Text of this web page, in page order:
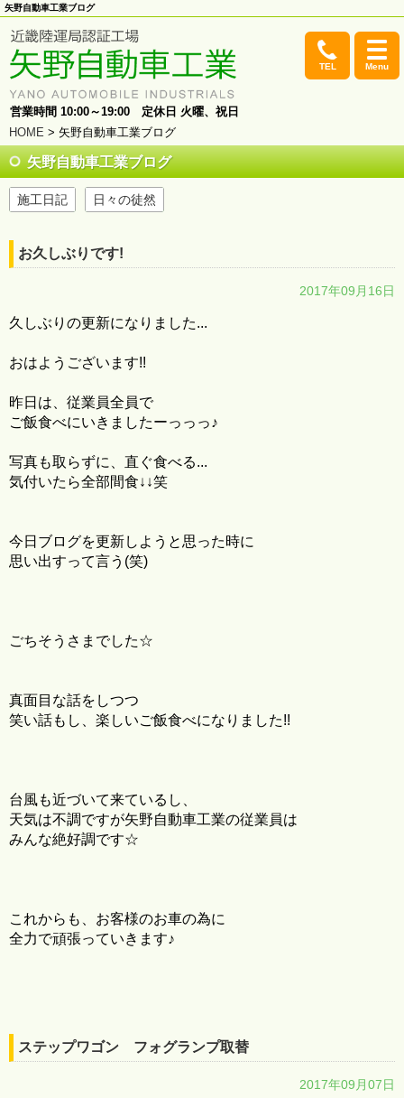
矢野自動車工業ブログ
TEL Menu
営業時間 10:00～19:00 定休日 火曜、祝日
HOME > 矢野自動車工業ブログ
矢野自動車工業ブログ
施工日記 日々の徒然
お久しぶりです!
2017年09月16日
久しぶりの更新になりました...
おはようございます!!
昨日は、従業員全員で
ご飯食べにいきましたーっっっ♪
写真も取らずに、直ぐ食べる...
気付いたら全部間食↓↓笑
今日ブログを更新しようと思った時に
思い出すって言う(笑)
ごちそうさまでした☆
真面目な話をしつつ
笑い話もし、楽しいご飯食べになりました!!
台風も近づいて来ているし、
天気は不調ですが矢野自動車工業の従業員は
みんな絶好調です☆
これからも、お客様のお車の為に
全力で頑張っていきます♪
ステップワゴン フォグランプ取替
2017年09月07日